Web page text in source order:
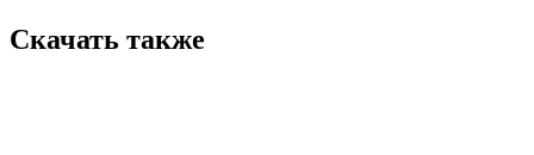
Скачать также